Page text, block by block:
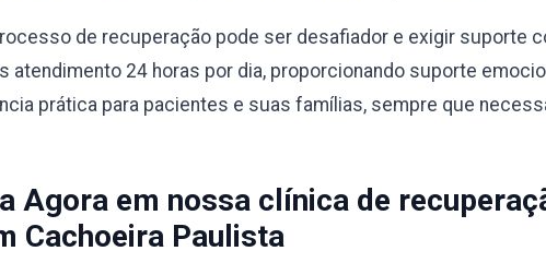
de recuperação pode ser desafiador e exigir suporte
atendimento 24 horas por dia, proporcionando suporte
prática para pacientes e suas famílias, sempre que
Agora em nossa clínica de
Cachoeira Paulista